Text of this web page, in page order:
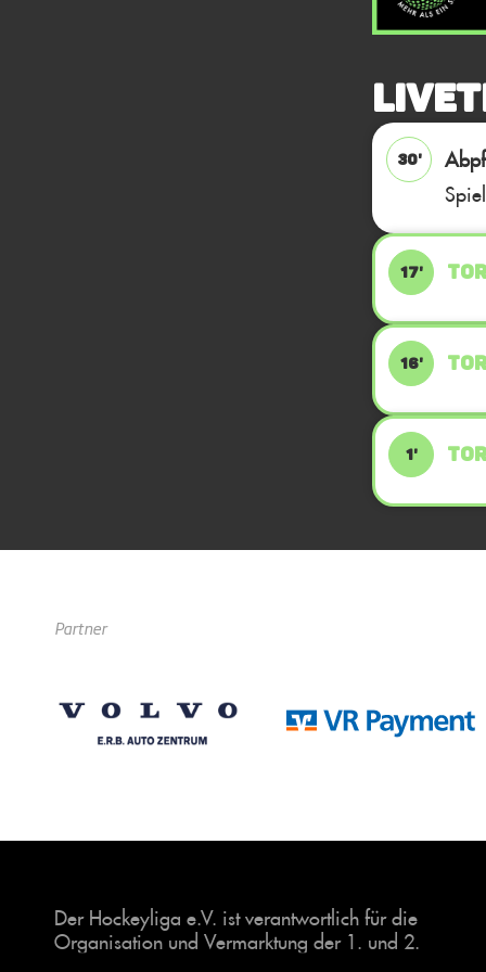
30'
17'
16'
1'
Partner
Der Hockeyliga e.V. ist verantwortlich für die
Organisation und Vermarktung der 1. und 2.